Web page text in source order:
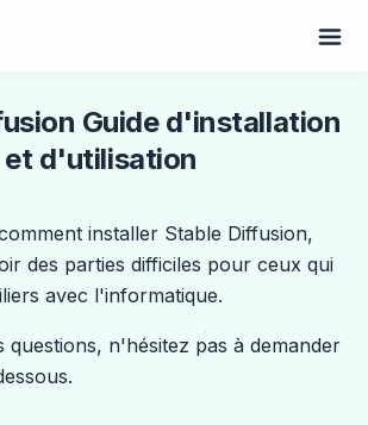
Guide d'installation
et d'utilisation
installer Stable Diffusion,
des parties difficiles pour ceux qui
avec l'informatique.
questions, n'hésitez pas à demander